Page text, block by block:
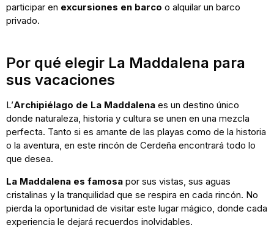
participar en excursiones en barco o alquilar un barco
privado.
Por qué elegir La Maddalena para
sus vacaciones
L’Archipiélago de La Maddalena es un destino único
donde naturaleza, historia y cultura se unen en una mezcla
perfecta. Tanto si es amante de las playas como de la historia
o la aventura, en este rincón de Cerdeña encontrará todo lo
que desea.
La Maddalena es famosa por sus vistas, sus aguas
cristalinas y la tranquilidad que se respira en cada rincón. No
pierda la oportunidad de visitar este lugar mágico, donde cada
experiencia le dejará recuerdos inolvidables.